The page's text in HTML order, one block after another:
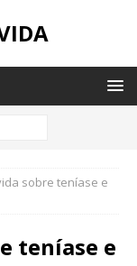
sobre teníase e
teníase e